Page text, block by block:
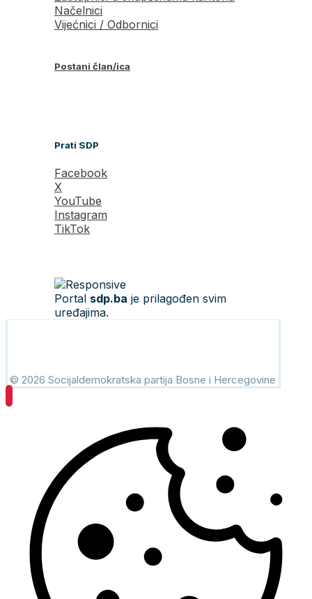
Načelnici
Vijećnici / Odbornici
Postani član/ica
Prati SDP
Facebook
X
YouTube
Instagram
TikTok
Portal sdp.ba je prilagođen svim
uređajima.
© 2026 Socijaldemokratska partija Bosne i Hercegovine